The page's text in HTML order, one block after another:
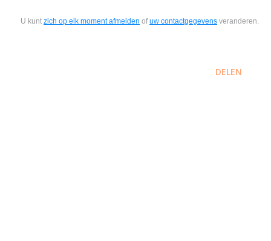
U kunt zich op elk moment afmelden ofuw contactgegevens veranderen.
DELEN